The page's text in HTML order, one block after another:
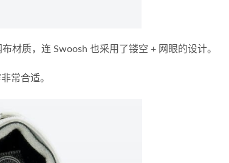
材质，连 Swoosh 也采用了镂空 + 网眼的设计。
常合适。